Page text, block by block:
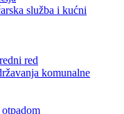
služba i kućni
red
komunalne